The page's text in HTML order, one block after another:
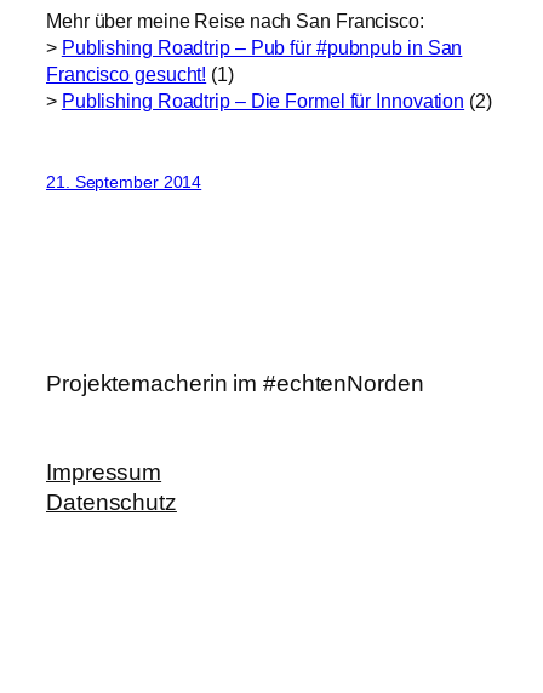
Mehr über meine Reise nach San Francisco:
> Publishing Roadtrip – Pub für #pubnpub in San
Francisco gesucht! (1)
> Publishing Roadtrip – Die Formel für Innovation (2)
21. September 2014
Projektemacherin im #echtenNorden
Impressum
Datenschutz